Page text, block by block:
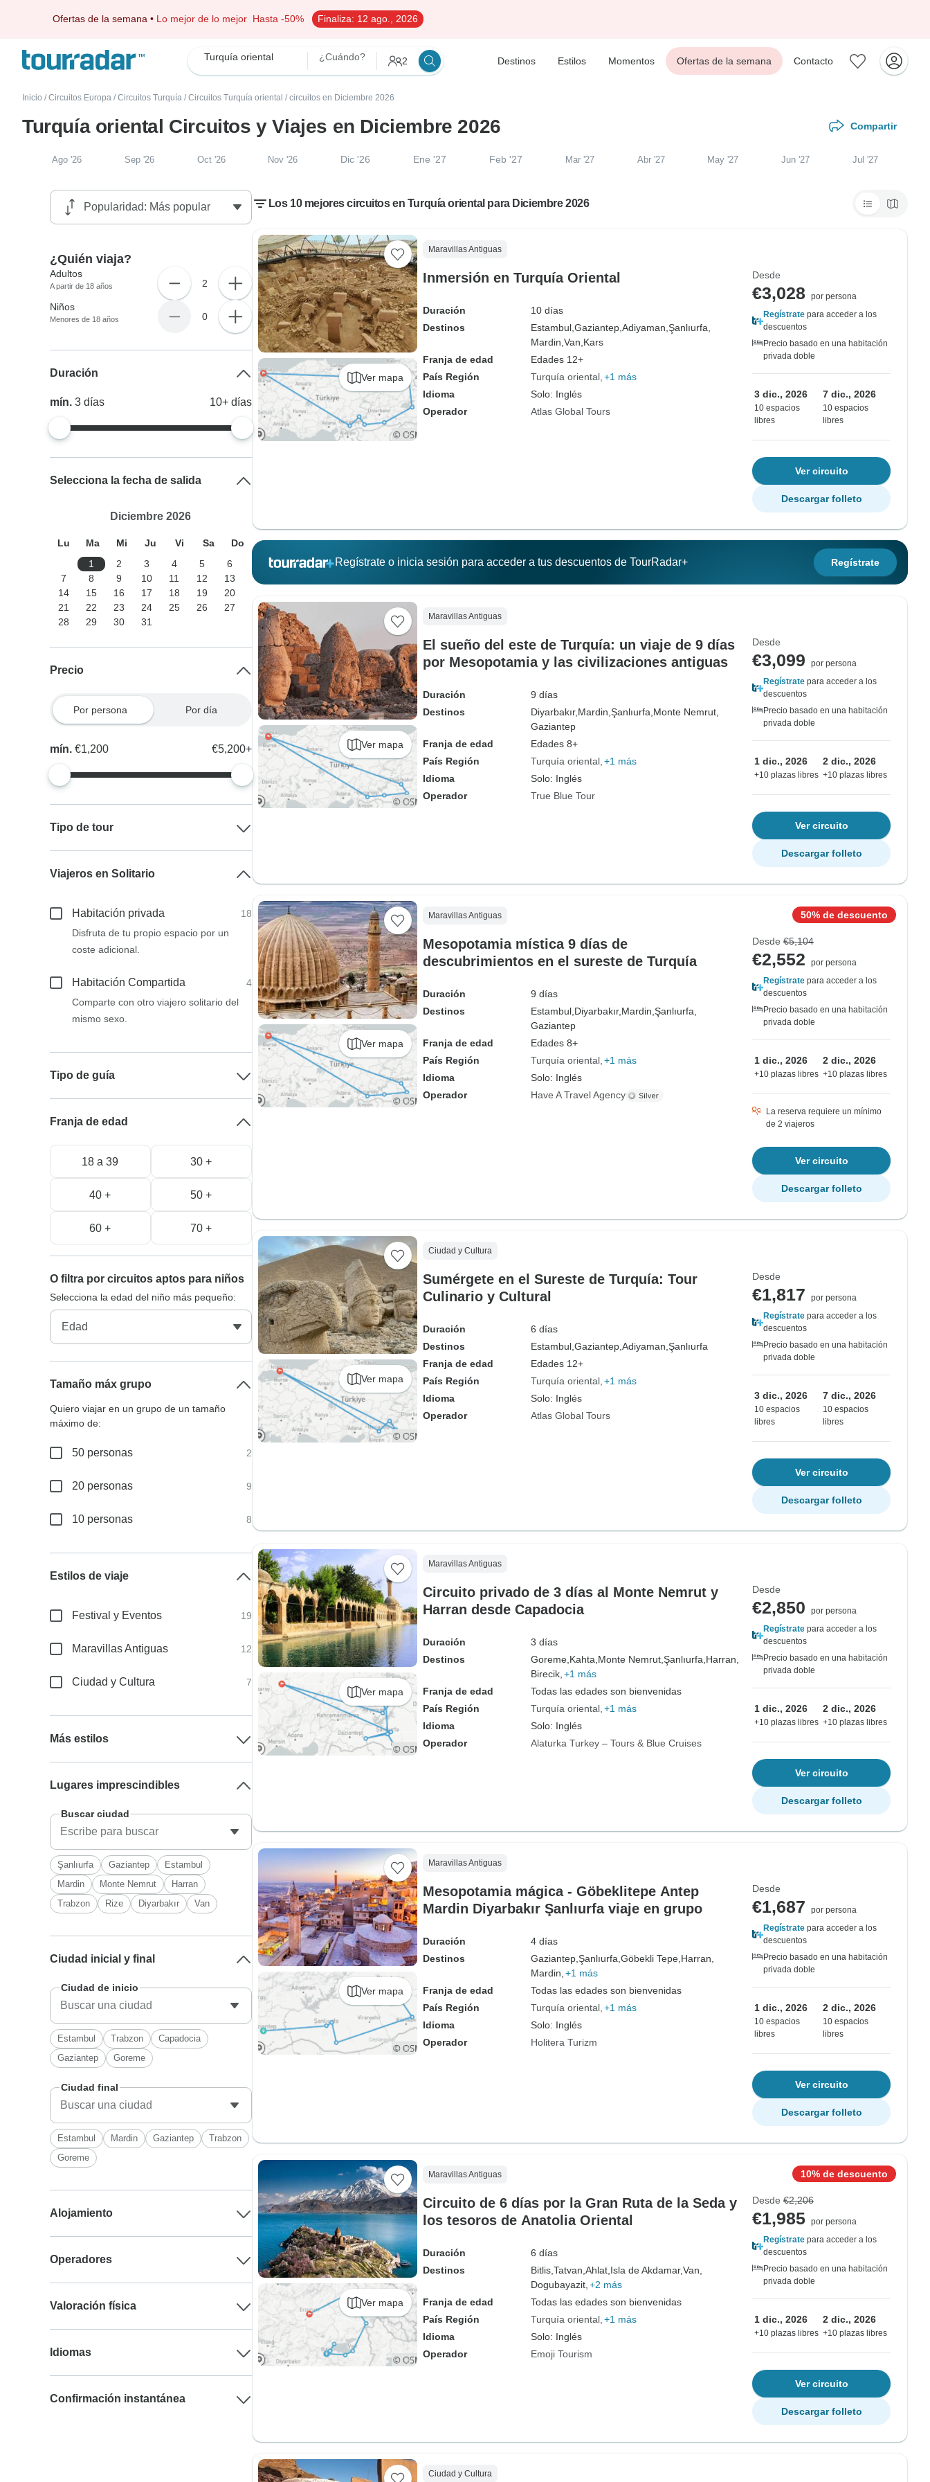
Ofertas de la semana • Lo mejor de lo mejor Hasta -50% Finaliza: 12 ago., 2026
Turquía oriental ¿Cuándo? 2 Destinos Estilos Momentos Ofertas de la semana Contacto
Inicio / Circuitos Europa / Circuitos Turquía / Circuitos Turquía oriental / circuitos en Diciembre 2026
Turquía oriental Circuitos y Viajes en Diciembre 2026 Compartir
Ago '26 Sep '26 Oct '26 Nov '26 Dic '26 Ene '27 Feb '27 Mar '27 Abr '27 May '27 Jun '27 Jul '27
Los 10 mejores circuitos en Turquía oriental para Diciembre 2026
Ver mapa
Maravillas Antiguas
Inmersión en Turquía Oriental
Duración
10 días
Destinos
Estambul, Gaziantep, Adiyaman, Şanlıurfa,
Mardin, Van, Kars
Franja de edad
Edades 12+
País Región
Turquía oriental +1 más
Idioma
Solo: Inglés
Operador
Atlas Global Tours
Desde
€3,028
por persona
Regístrate para acceder a los
descuentos
Precio basado en una habitación
privada doble
3 dic., 2026
10 espacios
libres
7 dic., 2026
10 espacios
libres
Ver circuito
Descargar folleto
Regístrate o inicia sesión para acceder a tus descuentos de TourRadar+ Regístrate
Ver mapa
Maravillas Antiguas
El sueño del este de Turquía: un viaje de 9 días
por Mesopotamia y las civilizaciones antiguas
Duración
9 días
Destinos
Diyarbakır, Mardin, Şanlıurfa, Monte Nemrut,
Gaziantep
Franja de edad
Edades 8+
País Región
Turquía oriental +1 más
Idioma
Solo: Inglés
Operador
True Blue Tour
Desde
€3,099
por persona
Regístrate para acceder a los
descuentos
Precio basado en una habitación
privada doble
1 dic., 2026
+10 plazas libres
2 dic., 2026
+10 plazas libres
Ver circuito
Descargar folleto
Ver mapa
Maravillas Antiguas
Mesopotamia mística 9 días de
descubrimientos en el sureste de Turquía
Duración
9 días
Destinos
Estambul, Diyarbakır, Mardin, Şanlıurfa,
Gaziantep
Franja de edad
Edades 8+
País Región
Turquía oriental +1 más
Idioma
Solo: Inglés
Operador
Have A Travel Agency
50% de descuento
Desde €5,104
€2,552
por persona
Regístrate para acceder a los
descuentos
Precio basado en una habitación
privada doble
1 dic., 2026
+10 plazas libres
2 dic., 2026
+10 plazas libres
La reserva requiere un mínimo
de 2 viajeros
Ver circuito
Descargar folleto
Ver mapa
Ciudad y Cultura
Sumérgete en el Sureste de Turquía: Tour
Culinario y Cultural
Duración
6 días
Destinos
Estambul, Gaziantep, Adiyaman, Şanlıurfa
Franja de edad
Edades 12+
País Región
Turquía oriental +1 más
Idioma
Solo: Inglés
Operador
Atlas Global Tours
Desde
€1,817
por persona
Regístrate para acceder a los
descuentos
Precio basado en una habitación
privada doble
3 dic., 2026
10 espacios
libres
7 dic., 2026
10 espacios
libres
Ver circuito
Descargar folleto
Ver mapa
Maravillas Antiguas
Circuito privado de 3 días al Monte Nemrut y
Harran desde Capadocia
Duración
3 días
Destinos
Goreme, Kahta, Monte Nemrut, Şanlıurfa, Harran,
Birecik, +1 más
Franja de edad
Todas las edades son bienvenidas
País Región
Turquía oriental +1 más
Idioma
Solo: Inglés
Operador
Alaturka Turkey – Tours & Blue Cruises
Desde
€2,850
por persona
Regístrate para acceder a los
descuentos
Precio basado en una habitación
privada doble
1 dic., 2026
+10 plazas libres
2 dic., 2026
+10 plazas libres
Ver circuito
Descargar folleto
Ver mapa
Maravillas Antiguas
Mesopotamia mágica - Göbeklitepe Antep
Mardin Diyarbakır Şanlıurfa viaje en grupo
Duración
4 días
Destinos
Gaziantep, Şanlıurfa, Göbekli Tepe, Harran,
Mardin, +1 más
Franja de edad
Todas las edades son bienvenidas
País Región
Turquía oriental +1 más
Idioma
Solo: Inglés
Operador
Holitera Turizm
Desde
€1,687
por persona
Regístrate para acceder a los
descuentos
Precio basado en una habitación
privada doble
1 dic., 2026
10 espacios
libres
2 dic., 2026
10 espacios
libres
Ver circuito
Descargar folleto
Ver mapa
Maravillas Antiguas
Circuito de 6 días por la Gran Ruta de la Seda y
los tesoros de Anatolia Oriental
Duración
6 días
Destinos
Bitlis, Tatvan, Ahlat, Isla de Akdamar,Van,
Dogubayazit, +2 más
Franja de edad
Todas las edades son bienvenidas
País Región
Turquía oriental +1 más
Idioma
Solo: Inglés
Operador
Emoji Tourism
10% de descuento
Desde €2,206
€1,985 por persona
Regístrate para acceder a los
descuentos
Precio basado en una habitación
privada doble
1 dic., 2026
+10 plazas libres
2 dic., 2026
+10 plazas libres
Ver circuito
Descargar folleto
Ciudad y Cultura
¿Quién viaja?
Adultos
A partir de 18 años 2
Niños
Menores de 18 años 0
Duración
mín.3días 10+ días
Selecciona la fecha de salida
Diciembre 2026
Lu Ma Mi Ju Vi Sa
Do
1
2 3 4 5
6
7
8 9 10 11 12
13
14
15 16 17 18 19
20
21
22 23 24 25 26
27
28
29 30 31
Precio
Por persona Por día
mín.€1,200 €5,200+
Tipo de tour
Viajeros en Solitario
Habitación privada
18
Disfruta de tu propio espacio por un
coste adicional.
Habitación Compartida
4
Comparte con otro viajero solitario del
mismo sexo.
Tipo de guía
Franja de edad
18 a 39 30 +
40 + 50 +
60 + 70 +
O filtra por circuitos aptos para niños
Selecciona la edad del niño más pequeño:
Tamaño máx grupo
Quiero viajar en un grupo de un tamaño
máximo de:
50 personas 2
20 personas 9
10 personas 8
Estilos de viaje
Festival y Eventos 19
Maravillas Antiguas 12
Ciudad y Cultura 7
Más estilos
Lugares imprescindibles
Buscar ciudad
Şanlıurfa Gaziantep
Estambul
Mardin
Monte Nemrut
Harran
Trabzon
Rize Diyarbakır Van
Ciudad inicial y final
Ciudad de inicio
Estambul Trabzon
Capadocia
Gaziantep
Goreme
Ciudad final
Estambul Mardin Gaziantep
Trabzon
Goreme
Alojamiento
Operadores
Valoración física
Idiomas
Confirmación instantánea